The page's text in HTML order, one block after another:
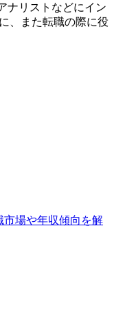
ナリストなどにイン
、また転職の際に役
市場や年収傾向を解